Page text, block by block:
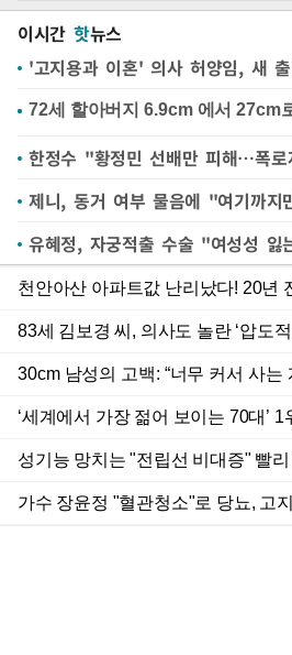
이시간 핫뉴스
'고지용과 이혼' 의사 허양임, 새
한정수 "황정민 선배만 피해…폭
제니, 동거 여부 물음에 "여기까지
유혜정, 자궁적출 수술 "여성성